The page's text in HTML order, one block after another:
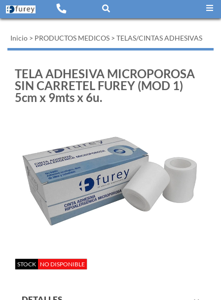
Inicio > PRODUCTOS MEDICOS > TELAS/CINTAS ADHESIVAS
TELA ADHESIVA MICROPOROSA
SIN CARRETEL FUREY (MOD 1)
5cm x 9mts x 6u.
STOCK NO DISPONIBLE